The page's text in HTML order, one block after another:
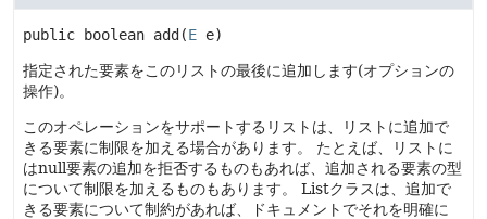
public boolean add (E e)
指定された要素をこのリストの最後に追加します(オプションの
操作)。
このオペレーションをサポートするリストは、リストに追加で
きる要素に制限を加える場合があります。
たとえば、リストに
はnull要素の追加を拒否するものもあれば、追加される要素の型
について制限を加えるものもあります。
Listクラスは、追加で
きる要素について制約があれば、ドキュメントでそれを明確に